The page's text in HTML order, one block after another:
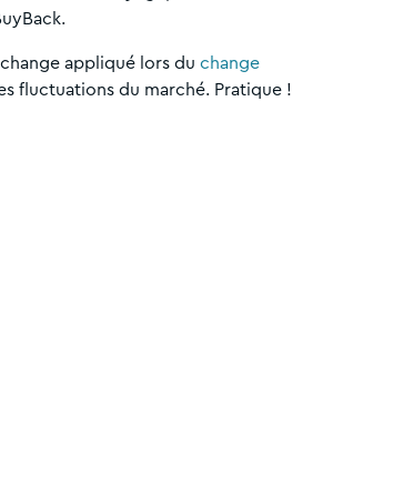
appliqué lors du change
fluctuations du marché. Pratique !